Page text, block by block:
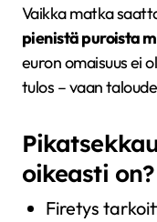
Vaikka matka
pienistä puroista
euron omaisuus ei
tulos – vaan
oikeasti on?
Firetys